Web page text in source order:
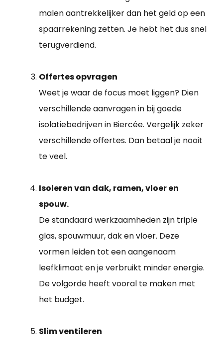
malen aantrekkelijker dan het geld op een
spaarrekening zetten. Je hebt het dus snel
terugverdiend.
Offertes opvragen
Weet je waar de focus moet liggen? Dien
verschillende aanvragen in bij goede
isolatiebedrijven in Biercée. Vergelijk zeker
verschillende offertes. Dan betaal je nooit
te veel.
Isoleren van dak, ramen, vloer en
spouw.
De standaard werkzaamheden zijn triple
glas, spouwmuur, dak en vloer. Deze
vormen leiden tot een aangenaam
leefklimaat en je verbruikt minder energie.
De volgorde heeft vooral te maken met
het budget.
Slim ventileren